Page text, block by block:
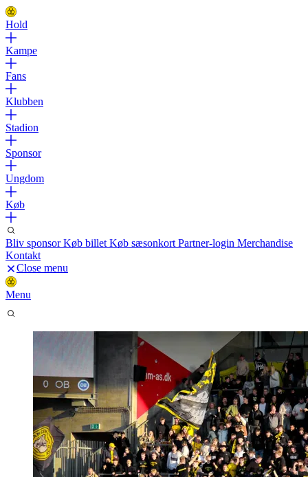
Hold
Kampe
Fans
Klubben
Stadion
Sponsor
Ungdom
Køb
Bliv sponsorKøb billet Køb sæsonkort Partner-login Merchandise
Kontakt
Close menu
Menu